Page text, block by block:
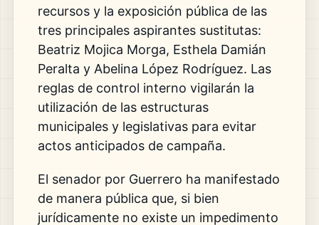
recursos y la exposición pública de las
tres principales aspirantes sustitutas:
Beatriz Mojica Morga, Esthela Damián
Peralta y Abelina López Rodríguez. Las
reglas de control interno vigilarán la
utilización de las estructuras
municipales y legislativas para evitar
actos anticipados de campaña.
El senador por Guerrero ha manifestado
de manera pública que, si bien
jurídicamente no existe un impedimento